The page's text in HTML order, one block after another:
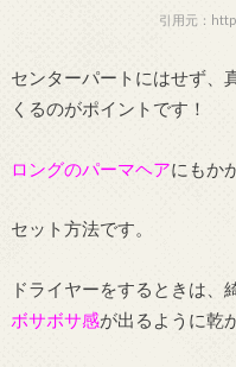
引用元：
センターパートにはせず、
くるのがポイントです！
ロングのパーマヘアにもか
セット方法です。
ドライヤーをするときは、
ボサボサ感が出るように乾